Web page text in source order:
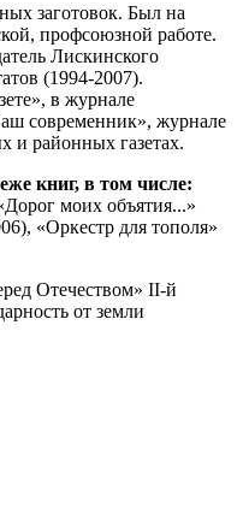
заготовок. Был на
профсоюзной работе.
Лискинского
(1994-2007).
в журнале
современник», журнале
и районных газетах.
книг, в том числе:
моих объятия...»
«Оркестр для тополя»
Отечеством» II-й
от земли